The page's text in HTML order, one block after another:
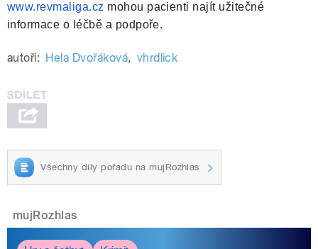
www.revmaliga.cz mohou pacienti najít užitečné
informace o léčbě a podpoře.
autoři: Hela Dvořáková, vhrdlick
Všechny díly pořadu na mujRozhlas
mujRozhlas